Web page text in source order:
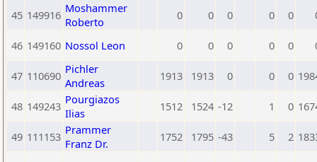
45 149916 Moshammer
Roberto
0 0 0 0 0
46 149160 Nossol Leon 0 0 0 0 0
47 110690 Pichler
Andreas
1913 1913 0 0 0
48 149243 Pourgiazos
Ilias
1512 1524 -12 1 0
49 111153 Prammer
Franz Dr.
1752 1795 -43 5 2